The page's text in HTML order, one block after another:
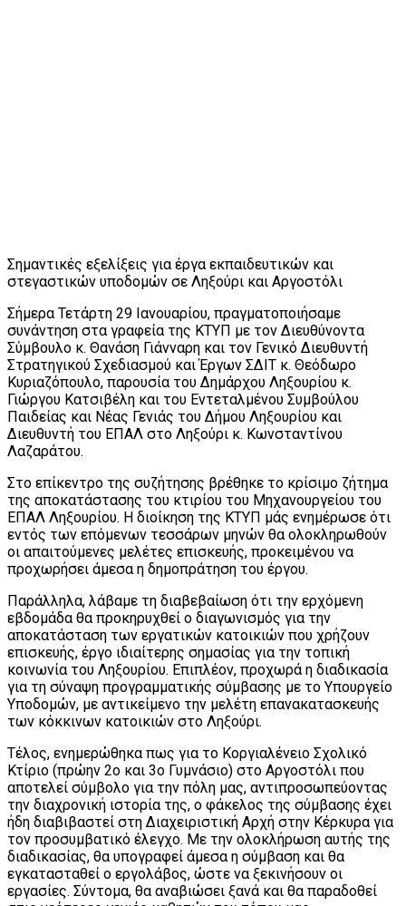
Σημαντικές εξελίξεις για έργα εκπαιδευτικών και
στεγαστικών υποδομών σε Ληξούρι και Αργοστόλι
Σήμερα Τετάρτη 29 Ιανουαρίου, πραγματοποιήσαμε
συνάντηση στα γραφεία της ΚΤΥΠ με τον Διευθύνοντα
Σύμβουλο κ. Θανάση Γιάνναρη και τον Γενικό Διευθυντή
Στρατηγικού Σχεδιασμού και Έργων ΣΔΙΤ κ. Θεόδωρο
Κυριαζόπουλο, παρουσία του Δημάρχου Ληξουρίου κ.
Γιώργου Κατσιβέλη και του Εντεταλμένου Συμβούλου
Παιδείας και Νέας Γενιάς του Δήμου Ληξουρίου και
Διευθυντή του ΕΠΑΛ στο Ληξούρι κ. Κωνσταντίνου
Λαζαράτου.
Στο επίκεντρο της συζήτησης βρέθηκε το κρίσιμο ζήτημα
της αποκατάστασης του κτιρίου του Μηχανουργείου του
ΕΠΑΛ Ληξουρίου. Η διοίκηση της ΚΤΥΠ μάς ενημέρωσε ότι
εντός των επόμενων τεσσάρων μηνών θα ολοκληρωθούν
οι απαιτούμενες μελέτες επισκευής, προκειμένου να
προχωρήσει άμεσα η δημοπράτηση του έργου.
Παράλληλα, λάβαμε τη διαβεβαίωση ότι την ερχόμενη
εβδομάδα θα προκηρυχθεί ο διαγωνισμός για την
αποκατάσταση των εργατικών κατοικιών που χρήζουν
επισκευής, έργο ιδιαίτερης σημασίας για την τοπική
κοινωνία του Ληξουρίου. Επιπλέον, προχωρά η διαδικασία
για τη σύναψη προγραμματικής σύμβασης με το Υπουργείο
Υποδομών, με αντικείμενο την μελέτη επανακατασκευής
των κόκκινων κατοικιών στο Ληξούρι.
Τέλος, ενημερώθηκα πως για το Κοργιαλένειο Σχολικό
Κτίριο (πρώην 2ο και 3ο Γυμνάσιο) στο Αργοστόλι που
αποτελεί σύμβολο για την πόλη μας, αντιπροσωπεύοντας
την διαχρονική ιστορία της, ο φάκελος της σύμβασης έχει
ήδη διαβιβαστεί στη Διαχειριστική Αρχή στην Κέρκυρα για
τον προσυμβατικό έλεγχο. Με την ολοκλήρωση αυτής της
διαδικασίας, θα υπογραφεί άμεσα η σύμβαση και θα
εγκατασταθεί ο εργολάβος, ώστε να ξεκινήσουν οι
εργασίες. Σύντομα, θα αναβιώσει ξανά και θα παραδοθεί